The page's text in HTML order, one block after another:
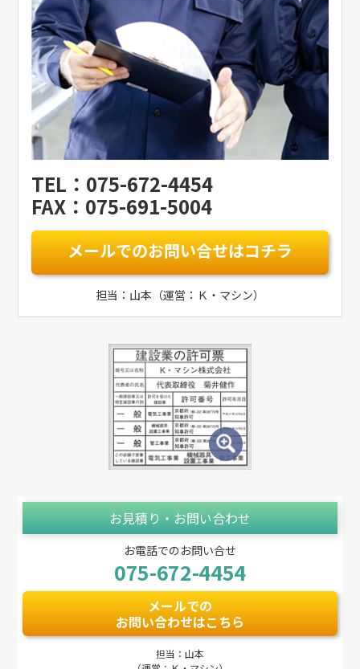
TEL：075-672-4454
FAX：075-691-5004
メールでのお問い合せはコチラ
担当：山本（運営：Ｋ・マシン）
お見積り・お問い合わせ
お電話でのお問い合せ
075-672-4454
メールでの
お問い合わせはこちら
担当：山本